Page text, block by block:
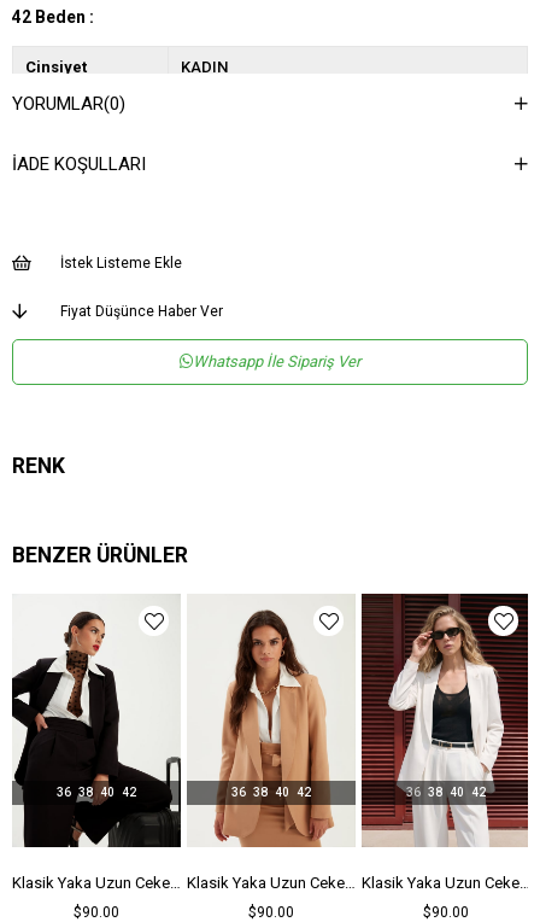
42 Beden :
Cinsiyet KADIN
Kategori
YORUMLAR(0)
İADE KOŞULLARI
İstek Listeme Ekle
Fiyat Düşünce Haber Ver
Whatsapp İle Sipariş Ver
RENK
BENZER ÜRÜNLER
$90.00
36 38 40 42
$90.00
36 38 40 42
$90.00
36 38 40 42